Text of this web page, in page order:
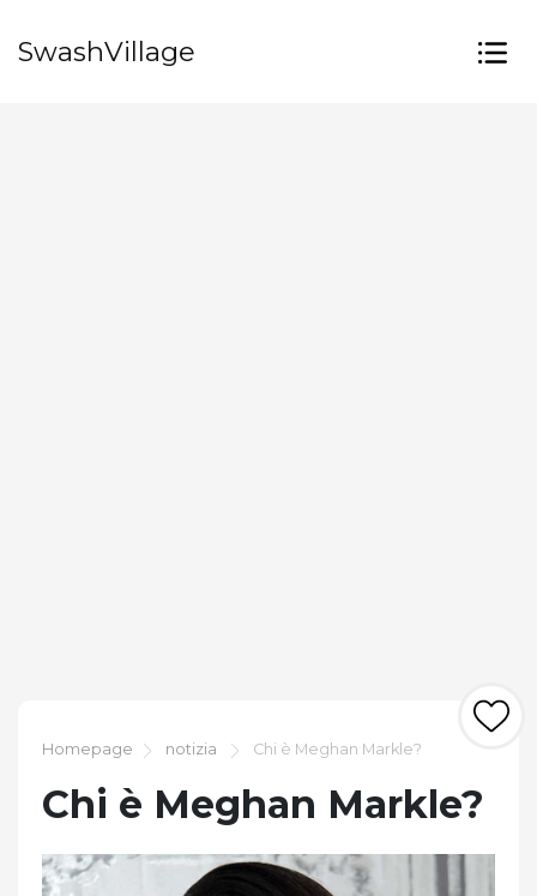
SwashVillage
Homepage notizia Chi è Meghan Markle?
Chi è Meghan Markle?